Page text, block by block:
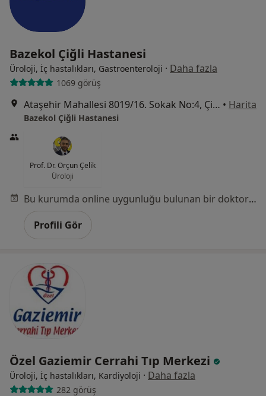
Bazekol Çiğli Hastanesi
Üroloji, İç hastalıkları, Gastroenteroloji · Daha fazla
1069 görüş
Ataşehir Mahallesi 8019/16. Sokak No:4, Çiğli • Harita
Bazekol Çiğli Hastanesi
Prof. Dr. Orçun Çelik
Üroloji
Bu kurumda online uygunluğu bulunan bir doktor veya uzman bulunamadı
Profili Gör
Özel Gaziemir Cerrahi Tıp Merkezi
Üroloji, İç hastalıkları, Kardiyoloji · Daha fazla
282 görüş